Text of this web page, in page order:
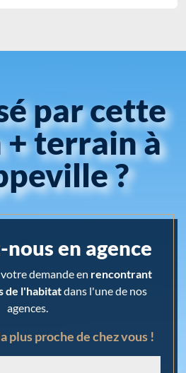
par cette
+ terrain à
?
en agence
demande en rencontrant
de l'habitatdans l'une de nos
agences.
plus proche de chez vous !